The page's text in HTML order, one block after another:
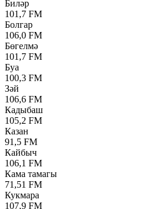
Биләр
101,7 FM
Болгар
106,0 FM
Бөгелмә
101,7 FM
Буа
100,3 FM
Зәй
106,6 FM
Кадыбаш
105,2 FM
Казан
91,5 FM
Кайбыч
106,1 FM
Кама тамагы
71,51 FM
Кукмара
107,9 FM